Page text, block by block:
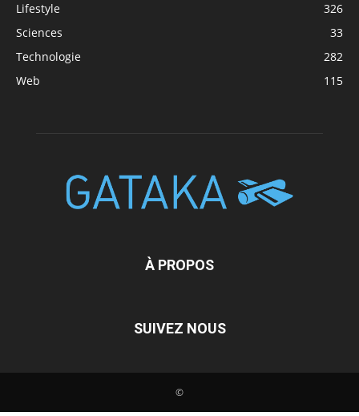
Lifestyle
326
Sciences
33
Technologie
282
Web
115
À PROPOS
SUIVEZ NOUS
©